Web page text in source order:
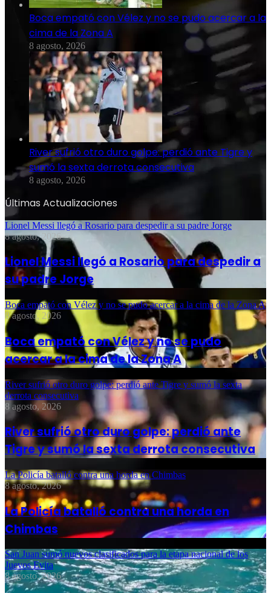
Boca empató con Vélez y no se pudo acercar a la
cima de la Zona A
8 agosto, 2026
River sufrió otro duro golpe: perdió ante Tigre y
sumó la sexta derrota consecutiva
8 agosto, 2026
Últimas Actualizaciones
Lionel Messi llegó a Rosario para despedir a su padre Jorge
8 agosto, 2026
Lionel Messi llegó a Rosario para despedir a
su padre Jorge
Boca empató con Vélez y no se pudo acercar a la cima de la Zona A
8 agosto, 2026
Boca empató con Vélez y no se pudo
acercar a la cima de la Zona A
River sufrió otro duro golpe: perdió ante Tigre y sumó la sexta
derrota consecutiva
8 agosto, 2026
River sufrió otro duro golpe: perdió ante
Tigre y sumó la sexta derrota consecutiva
La Policía batalló contra una horda en Chimbas
8 agosto, 2026
La Policía batalló contra una horda en
Chimbas
San Juan sumó nuevos clasificados para la etapa nacional de los
Juevos Evita
8 agosto, 2026